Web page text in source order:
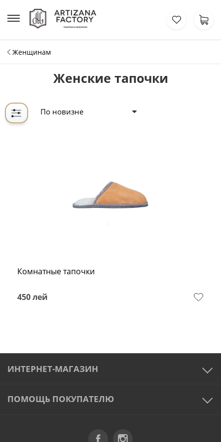
Женщинам
Женские тапочки
По новизне
Комнатные тапочки
450лей
ИНТЕРНЕТ-МАГАЗИН
ПОМОЩЬ ПОКУПАТЕЛЮ